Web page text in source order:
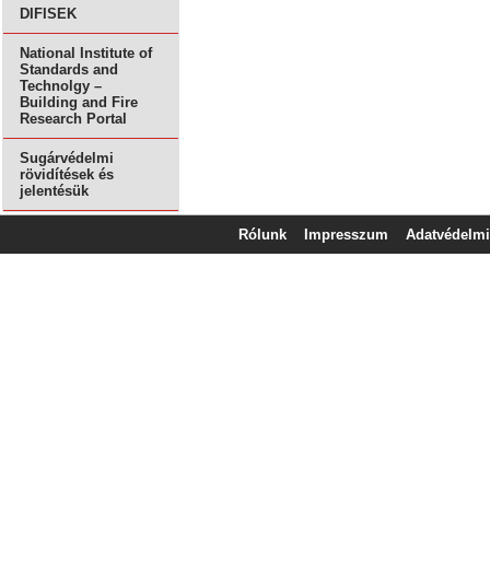
DIFISEK
National Institute of
Standards and
Technolgy –
Building and Fire
Research Portal
Sugárvédelmi
rövidítések és
jelentésük
Rólunk Impresszum